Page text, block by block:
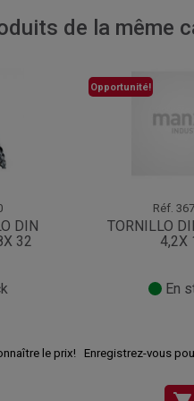
de la même
DIN
32
le prix!
Opportunité!
Réf.
TORNILLO
4,2X
En
Enregistrez-vous